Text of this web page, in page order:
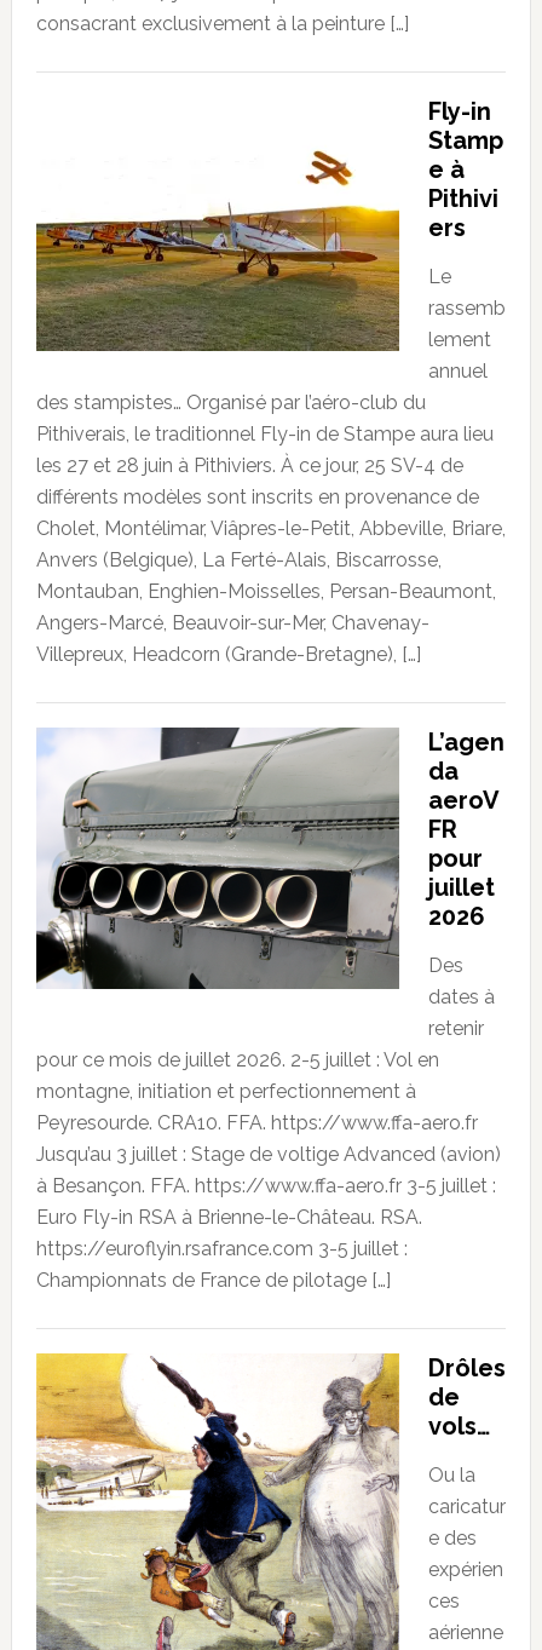
consacrant exclusivement à la peinture […]
Fly-in
Stamp
e à
Pithivi
ers
Le
rassemb
lement
annuel
des stampistes… Organisé par l’aéro-club du
Pithiverais, le traditionnel Fly-in de Stampe aura lieu
les 27 et 28 juin à Pithiviers. À ce jour, 25 SV-4 de
différents modèles sont inscrits en provenance de
Cholet, Montélimar, Viâpres-le-Petit, Abbeville, Briare,
Anvers (Belgique), La Ferté-Alais, Biscarrosse,
Montauban, Enghien-Moisselles, Persan-Beaumont,
Angers-Marcé, Beauvoir-sur-Mer, Chavenay-
Villepreux, Headcorn (Grande-Bretagne), […]
L’agen
da
aeroV
FR
pour
juillet
2026
Des
dates à
retenir
pour ce mois de juillet 2026. 2-5 juillet : Vol en
montagne, initiation et perfectionnement à
Peyresourde. CRA10. FFA. https://www.ffa-aero.fr
Jusqu’au 3 juillet : Stage de voltige Advanced (avion)
à Besançon. FFA. https://www.ffa-aero.fr 3-5 juillet :
Euro Fly-in RSA à Brienne-le-Château. RSA.
https://euroflyin.rsafrance.com 3-5 juillet :
Championnats de France de pilotage […]
Drôles
de
vols…
Ou la
caricatur
e des
expérien
ces
aérienne